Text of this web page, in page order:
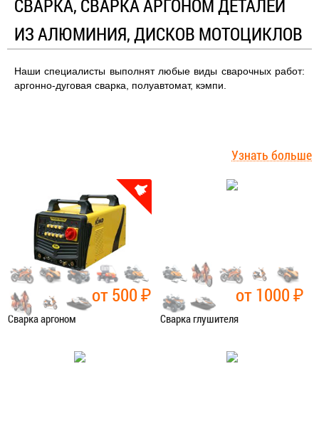
СВАРКА, СВАРКА АРГОНОМ ДЕТАЛЕЙ
ИЗ АЛЮМИНИЯ, ДИСКОВ МОТОЦИКЛОВ
Наши специалисты выполнят любые виды сварочных работ:
аргонно-дуговая сварка, полуавтомат, кэмпи.
Невозможно восстановить детали мотоцикла, изготовленные,
например, из алюминия, его сплавов, нержавеющей стали,
титана и т. п. при помощи обычной дуговой сварки.
Приремонте деталей коробок передач, поддонов картера,
блоков двигателя, радиаторов, применяется сварка
аргоном.
Принцип действия аргона
Аргон обладает большей плотностью по сравнению с
ванне. Таким образом не образуется оксидная пленка,
Узнать больше
от 500₽
Сварка аргоном
Сварочные работы
от 1000₽
Сварка глушителя
Сварочные работы